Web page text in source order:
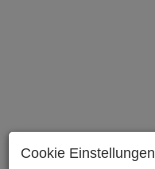
Cookie Einstellungen